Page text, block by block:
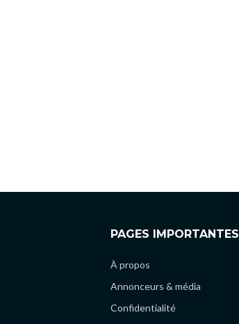
PAGES IMPORTANTES
À propos
Annonceurs & média
Confidentialité